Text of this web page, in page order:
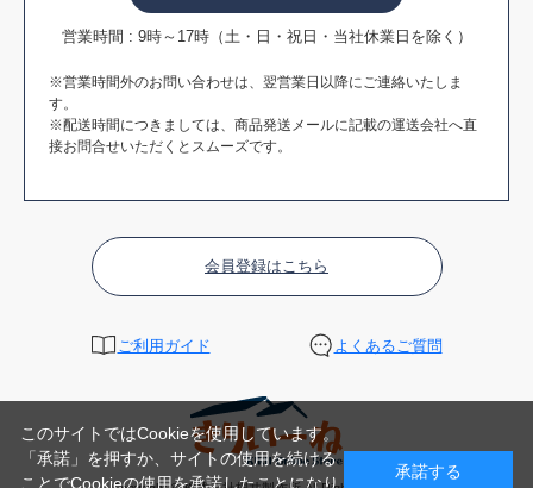
営業時間 : 9時～17時（土・日・祝日・当社休業日を除く）
※営業時間外のお問い合わせは、翌営業日以降にご連絡いたしま
す。
※配送時間につきましては、商品発送メールに記載の運送会社へ直
接お問合せいただくとスムーズです。
会員登録はこちら
ご利用ガイド よくあるご質問
このサイトではCookieを使用しています。
「承諾」を押すか、サイトの使用を続ける
ことでCookieの使用を承諾したことになり
承諾する